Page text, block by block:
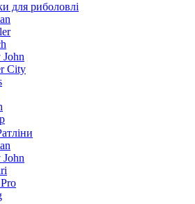
для риболовлі
City